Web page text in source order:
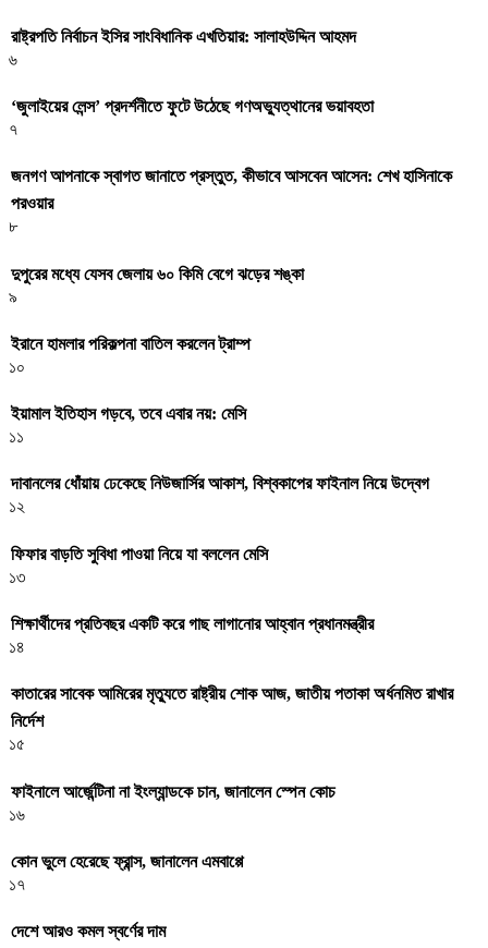
রাষ্ট্রপতি নির্বাচন ইসির সাংবিধানিক এখতিয়ার: সালাহউদ্দিন আহমদ
৬
‘জুলাইয়ের লেন্স’ প্রদর্শনীতে ফুটে উঠেছে গণঅভ্যুত্থানের ভয়াবহতা
৭
জনগণ আপনাকে স্বাগত জানাতে প্রস্তুত, কীভাবে আসবেন আসেন: শেখ হাসিনাকে
পরওয়ার
৮
দুপুরের মধ্যে যেসব জেলায় ৬০ কিমি বেগে ঝড়ের শঙ্কা
৯
ইরানে হামলার পরিকল্পনা বাতিল করলেন ট্রাম্প
১০
ইয়ামাল ইতিহাস গড়বে, তবে এবার নয়: মেসি
১১
দাবানলের ধোঁয়ায় ঢেকেছে নিউজার্সির আকাশ, বিশ্বকাপের ফাইনাল নিয়ে উদ্বেগ
১২
ফিফার বাড়তি সুবিধা পাওয়া নিয়ে যা বললেন মেসি
১৩
শিক্ষার্থীদের প্রতিবছর একটি করে গাছ লাগানোর আহ্বান প্রধানমন্ত্রীর
১৪
কাতারের সাবেক আমিরের মৃত্যুতে রাষ্ট্রীয় শোক আজ, জাতীয় পতাকা অর্ধনমিত রাখার
নির্দেশ
১৫
ফাইনালে আর্জেন্টিনা না ইংল্যান্ডকে চান, জানালেন স্পেন কোচ
১৬
কোন ভুলে হেরেছে ফ্রান্স, জানালেন এমবাপ্পে
১৭
দেশে আরও কমল স্বর্ণের দাম